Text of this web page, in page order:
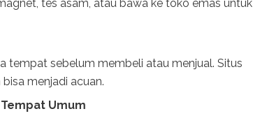
tes asam, atau bawa ke toko emas untuk
tempat sebelum membeli atau menjual. Situs
menjadi acuan.
Umum